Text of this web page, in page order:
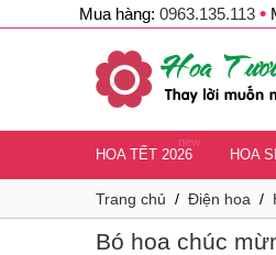
Mua hàng: 0963.135.113 •
new
HOA TẾT 2026 HOA
Trang chủ / Điện hoa /
Bó hoa chúc